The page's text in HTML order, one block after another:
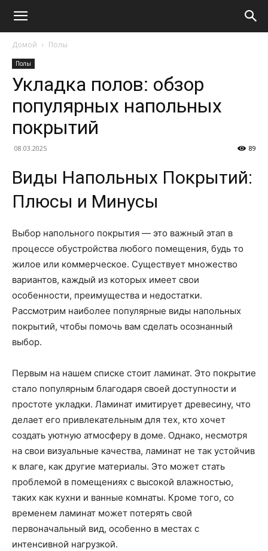
Домой Полы
Полы
Укладка полов: обзор
популярных напольных
покрытий
08.03.2025 89
Виды Напольных Покрытий:
Плюсы и Минусы
Выбор напольного покрытия — это важный этап в
процессе обустройства любого помещения, будь то
жилое или коммерческое. Существует множество
вариантов, каждый из которых имеет свои
особенности, преимущества и недостатки.
Рассмотрим наиболее популярные виды напольных
покрытий, чтобы помочь вам сделать осознанный
выбор.
Первым на нашем списке стоит ламинат. Это покрытие
стало популярным благодаря своей доступности и
простоте укладки. Ламинат имитирует древесину, что
делает его привлекательным для тех, кто хочет
создать уютную атмосферу в доме. Однако, несмотря
на свои визуальные качества, ламинат не так устойчив
к влаге, как другие материалы. Это может стать
проблемой в помещениях с высокой влажностью,
таких как кухни и ванные комнаты. Кроме того, со
временем ламинат может потерять свой
первоначальный вид, особенно в местах с
интенсивной нагрузкой.